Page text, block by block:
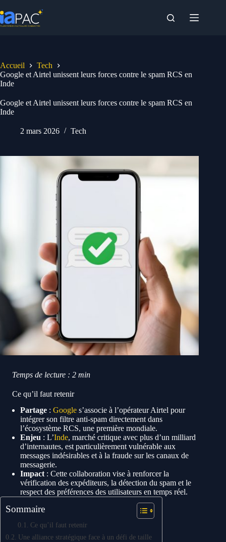
au
contenu
Accueil
Tech
Google et Airtel unissent leurs forces contre le spam RCS en
Inde
Google et Airtel unissent leurs forces contre le spam RCS en
Inde
2 mars 2026 Tech
Temps de lecture : 2 min
Ce qu’il faut retenir
Partage : Google s’associe à l’opérateur Airtel pour
intégrer son filtre anti-spam directement dans
l’écosystème RCS, une première mondiale.
Enjeu : L’Inde, marché critique avec plus d’un milliard
d’internautes, est particulièrement vulnérable aux
messages indésirables et à la fraude sur les canaux de
messagerie.
Impact : Cette collaboration vise à renforcer la
vérification des expéditeurs, la détection du spam et le
respect des préférences des utilisateurs en temps réel.
Sommaire
Ce qu’il faut retenir
Une alliance stratégique face à un défi de taille